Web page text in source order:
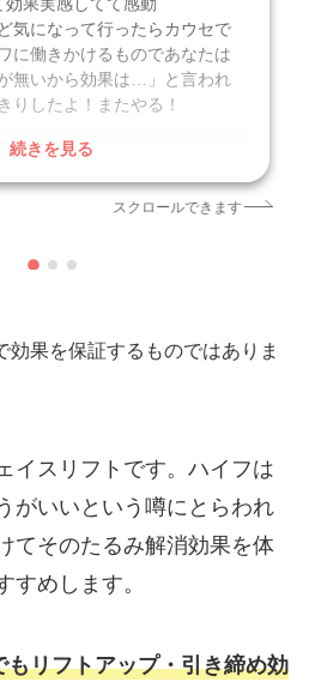
果実感してて感動
気になって行ったらカウセで
に働きかけるものであなたは
無いから効果は…」と言われ
りしたよ！またやる！
外科
タイタン）
続きを見る
スクロールできます
果を保証するものではありま
イスリフトです。ハイフは
がいいという噂にとらわれ
てそのたるみ解消効果を体
すめします。
リフトアップ・引き締め効